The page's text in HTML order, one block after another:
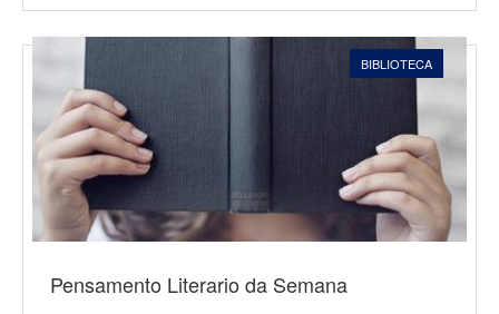
BIBLIOTECA
Pensamento Literario da Semana